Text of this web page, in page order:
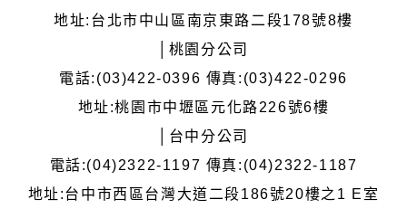
地址:台北市中山區南京東路二段178號8樓
│桃園分公司
電話:(03)422-0396 傳真:(03)422-0296
地址:桃園市中壢區元化路226號6樓
│台中分公司
電話:(04)2322-1197 傳真:(04)2322-1187
地址:台中市西區台灣大道二段186號20樓之1 E室